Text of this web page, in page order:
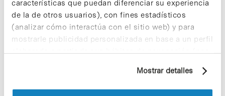
características que puedan diferenciar su experiencia
de la de otros usuarios), con fines estadísticos
(analizar cómo interactúa con el sitio web) y para
mostrarle publicidad personalizada en base a un perfil
elaborado a partir de sus hábitos de navegación (por
información sobre las cookies puede consultar
la Política de cookies del sitio web.
Mostrar detalles
9 de septiembre de 2025
y ser una fuente de inspiración?